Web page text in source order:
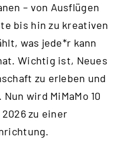
– von Ausflügen
bis hin zu kreativen
was jede*r kann
Wichtig ist, Neues
zu erleben und
wird MiMaMo 10
zu einer